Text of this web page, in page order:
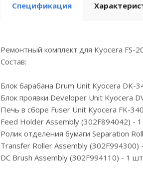
Спецификация
Ремонтный комплект для Kyocera FS-
Состав:
Блок барабана Drum Unit Kyocera DK-
Блок проявки Developer Unit Kyocera
Печь в сборе Fuser Unit Kyocera FK-
Feed Holder Assembly (302F894042) -
Ролик отделения бумаги Separation
Transfer Roller Assembly (302F994300)
DC Brush Assembly (302F994110) - 1